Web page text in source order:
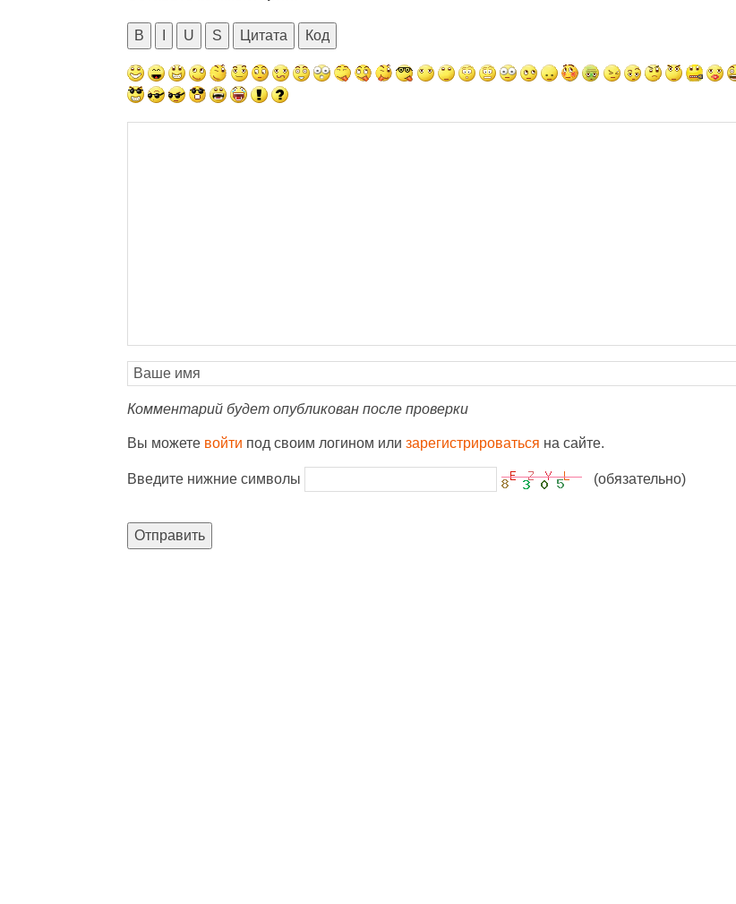
B U S Цитата Код
Комментарий будет опубликован после проверки
Вы можете войти под своим логином или зарегистрироваться на сайте.
Введите нижние символы (обязательно)
Отправить